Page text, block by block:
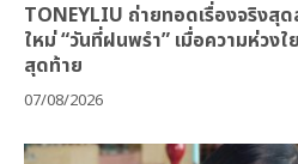
TONEYLIU ถ่ายทอดเรื่องจริงสุด
ใหม่ “วันที่ฝนพรำ” เมื่อความห่วง
สุดท้าย
07/08/2026